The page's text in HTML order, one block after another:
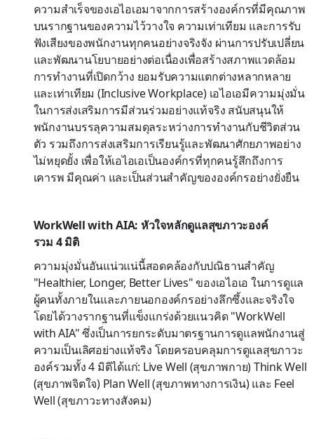
ความสำเร็จของเอไอเอมาจากการสร้างองค์กรที่มีคุณภาพ
บนรากฐานของความไว้วางใจ ความเท่าเทียม และการรับ
ฟังเสียงของพนักงานทุกคนอย่างจริงจัง ผ่านการปรับเปลี่ยน
และพัฒนานโยบายอย่างต่อเนื่องเพื่อสร้างสภาพแวดล้อม
การทำงานที่เปิดกว้าง ยอมรับความแตกต่างหลากหลาย
และเท่าเทียม (Inclusive Workplace) เอไอเอมีความมุ่งมั่น
ในการส่งเสริมการมีส่วนร่วมอย่างแท้จริง สนับสนุนให้
พนักงานบรรลุความสมดุลระหว่างการทำงานกับชีวิตส่วน
ตัว รวมถึงการส่งเสริมการเรียนรู้และพัฒนาศักยภาพอย่าง
ไม่หยุดยั้ง เพื่อให้เอไอเอเป็นองค์กรที่ทุกคนรู้สึกถึงการ
เคารพ มีคุณค่า และเป็นส่วนสำคัญขององค์กรอย่างยั่งยืน
WorkWell with AIA: หัวใจหลักดูแลสุขภาวะองค์
รวม 4มิติ
ความมุ่งมั่นอันแน่วแน่นี้สอดคล้องกับปณิธานสำคัญ
"Healthier, Longer, Better Lives"ของเอไอเอ ในการดูแล
ผู้คนทั้งภายในและภายนอกองค์กรอย่างลึกซึ้งและจริงใจ
โดยได้วางรากฐานที่แข็งแกร่งด้วยแนวคิด "WorkWell
with AIA"ซึ่งเป็นการยกระดับมาตรฐานการดูแลพนักงานสู่
ความเป็นเลิศอย่างแท้จริง โดยครอบคลุมการดูแลสุขภาวะ
องค์รวมทั้ง4 มิติได้แก่: Live Well (สุขภาพกาย)Think Well
(สุขภาพจิตใจ) Plan Well (สุขภาพทางการเงิน) และ Feel
Well (สุขภาวะทางสังคม)